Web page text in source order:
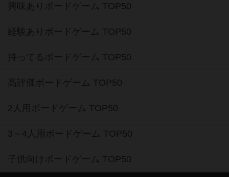
興味ありボードゲーム TOP50
経験ありボードゲーム TOP50
持ってるボードゲーム TOP50
高評価ボードゲーム TOP50
2人用ボードゲーム TOP50
3～4人用ボードゲーム TOP50
子供向けボードゲーム TOP50